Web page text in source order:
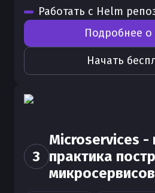
Работать с Helm
Начать
Подробнее о
3
Microservices -
практика
микросервисов